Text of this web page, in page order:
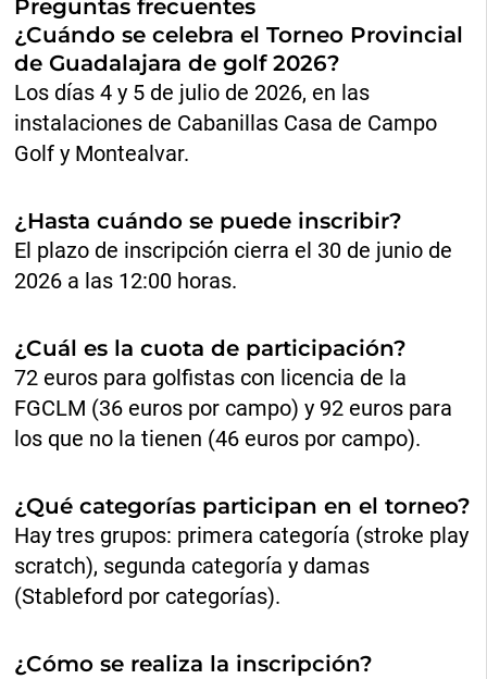
Preguntas frecuentes
¿Cuándo se celebra el Torneo Provincial
de Guadalajara de golf 2026?
Los días 4 y 5 de julio de 2026, en las
instalaciones de Cabanillas Casa de Campo
Golf y Montealvar.
¿Hasta cuándo se puede inscribir?
El plazo de inscripción cierra el 30 de junio de
2026 a las 12:00 horas.
¿Cuál es la cuota de participación?
72 euros para golfistas con licencia de la
FGCLM (36 euros por campo) y 92 euros para
los que no la tienen (46 euros por campo).
¿Qué categorías participan en el torneo?
Hay tres grupos: primera categoría (stroke play
scratch), segunda categoría y damas
(Stableford por categorías).
¿Cómo se realiza la inscripción?